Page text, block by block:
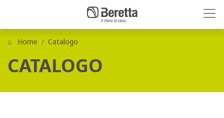
Home Catalogo
CATALOGO